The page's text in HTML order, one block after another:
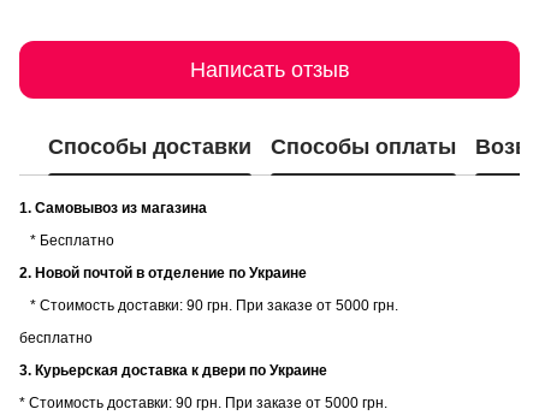
Написать отзыв
Способы доставки Способы оплаты
1. Самовывоз из магазина
* Бесплатно
2. Новой почтой в отделение по Украине
* Стоимость доставки: 90 грн. При заказе от 5000 грн.
бесплатно
3. Курьерская доставка к двери по Украине
* Стоимость доставки: 90 грн. При заказе от 5000 грн.